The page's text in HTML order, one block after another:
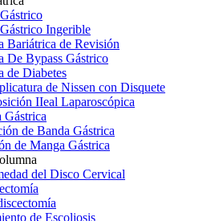
Ingerible
Bariátrica de Revisión
De Bypass Gástrico
de Diabetes
de Nissen con Disquete
IIeal Laparoscópica
Gástrica
de Banda Gástrica
de Manga Gástrica
del Disco Cervical
de Escoliosis